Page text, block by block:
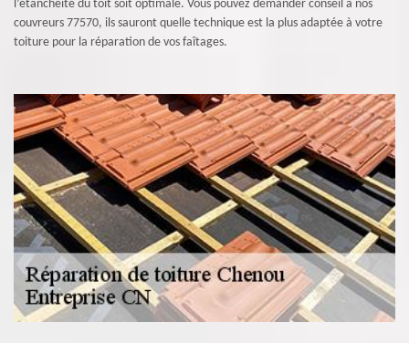
l’étanchéité du toit soit optimale. Vous pouvez demander conseil à nos
couvreurs 77570, ils sauront quelle technique est la plus adaptée à votre
toiture pour la réparation de vos faîtages.